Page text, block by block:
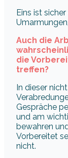
Eins ist
Auch die
die
treffen?
In dieser
Gespräche
und am
bewahren
Vorbereitet
nicht.